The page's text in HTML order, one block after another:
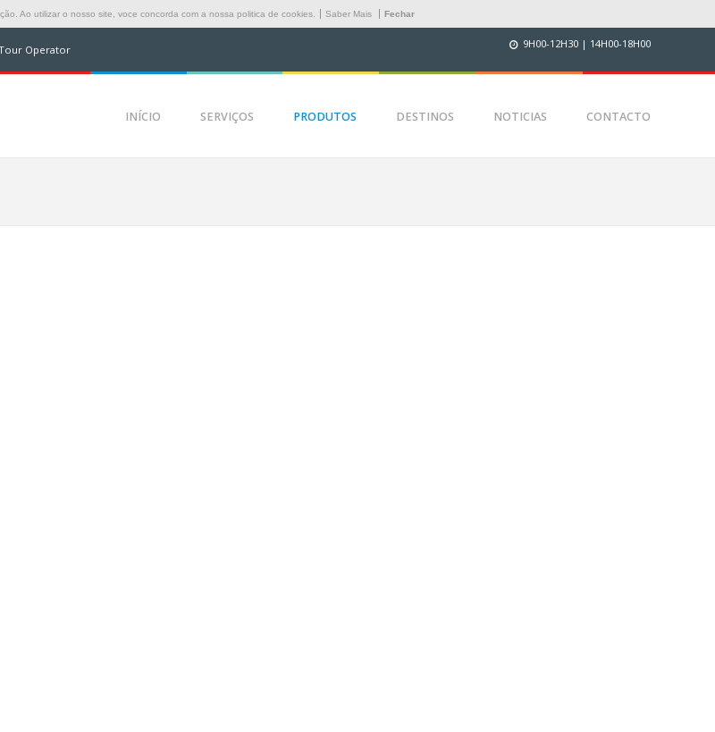
Ao utilizar o nosso site, voce concorda com a nossa politica de cookies. Saber Mais Fechar
Tour Operator 9H00-12H30 | 14H00-18H00
INÍCIO SERVIÇOS PRODUTOS DESTINOS NOTICIAS CONTACTO